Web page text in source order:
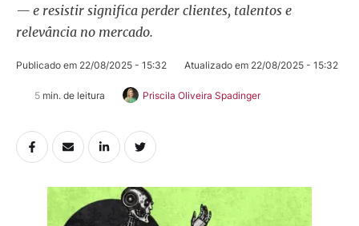
— e resistir significa perder clientes, talentos e
relevância no mercado.
Publicado em 22/08/2025 - 15:32 Atualizado em 22/08/2025 - 15:32
5 min. de leitura Priscila Oliveira Spadinger